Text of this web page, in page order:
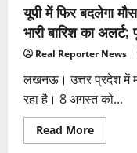
चर्चा
यूपी में फिर बदलेगा
भारी बारिश का
Real Reporter News
लखनऊ। उत्तर प्रदेश में
रहा है। 8 अगस्त को...
Read MoreRead
more